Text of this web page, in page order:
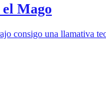
Mago
consigo una llamativa